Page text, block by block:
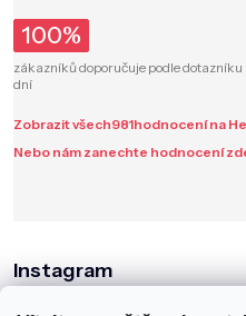
100%
zákazníků doporučuje podle
dní
Zobrazit všech981hodnocení na
Nebo nám zanechte hodnocení
Instagram